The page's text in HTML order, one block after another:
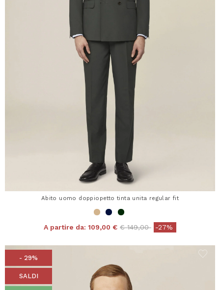
Abito uomo doppiopetto tinta unita regular fit
A partire da: 109,00 € Price reduced from
€ 149,00to-27%
- 29%
SALDI